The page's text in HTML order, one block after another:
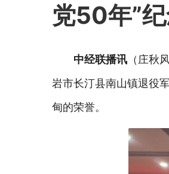
党50年”
中经联播讯 （庄秋
岩市长汀县南山镇退役
甸的荣誉。